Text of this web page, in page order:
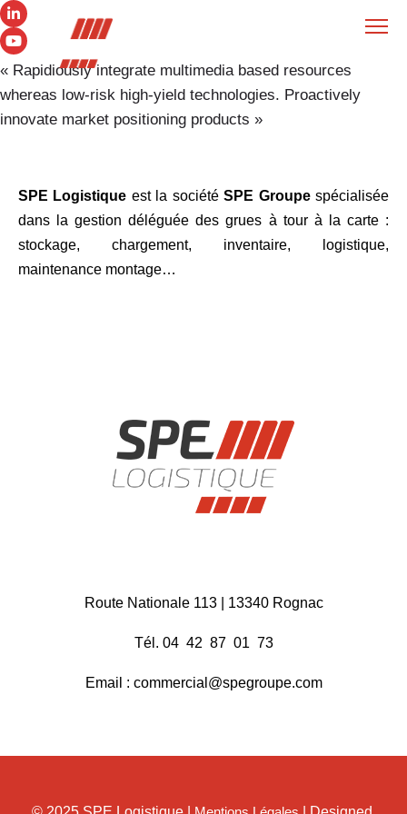
« Rapidiously integrate multimedia based resources
whereas low-risk high-yield technologies. Proactively
innovate market positioning products »
SPE Logistique est la sociétéSPE Groupespécialisée
dans la gestion déléguée des grues à tour à la carte :
stockage, chargement, inventaire, logistique,
maintenance montage…
Route Nationale 113 | 13340 Rognac
Tél. 04 42 87 01 73
Email : commercial@spegroupe.com